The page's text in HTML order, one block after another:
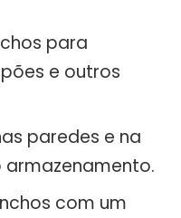
para
e outros
paredes e na
com um